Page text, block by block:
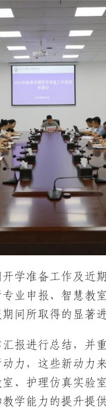
学准备工作及近
业申报、智慧教
间所取得的显著
报进行总结，并
力，这些新动力
、护理仿真实验
学能力的提升提